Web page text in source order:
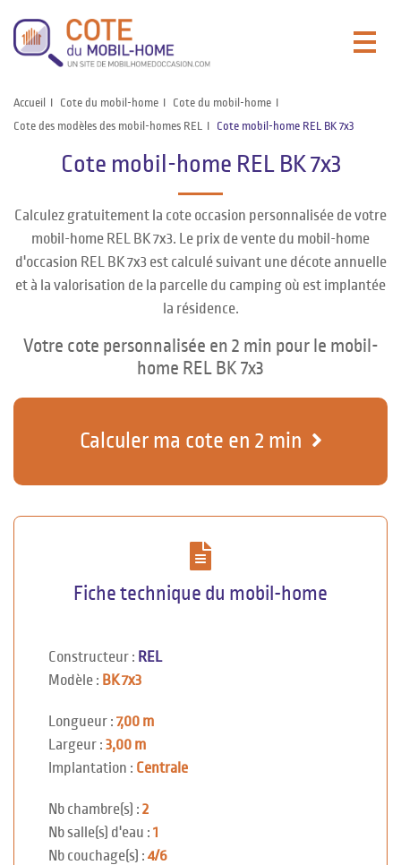
Accueil Cote du mobil-home
Cote du mobil-home
Cote des modèles des mobil-homes REL
Cote mobil-home REL BK 7x3
Cote mobil-home REL BK 7x3
Calculez gratuitement la cote occasion personnalisée de votre
mobil-home REL BK 7x3. Le prix de vente du mobil-home
d'occasion REL BK 7x3 est calculé suivant une décote annuelle
et à la valorisation de la parcelle du camping où est implantée
la résidence.
Votre cote personnalisée en 2 min pour le mobil-
home REL BK 7x3
Calculer ma cote en 2 min
Fiche technique du mobil-home
Constructeur : REL
Modèle : BK 7x3
Longueur : 7,00 m
Largeur : 3,00 m
Implantation : Centrale
Nb chambre(s) : 2
Nb salle(s) d'eau : 1
Nb couchage(s) : 4/6